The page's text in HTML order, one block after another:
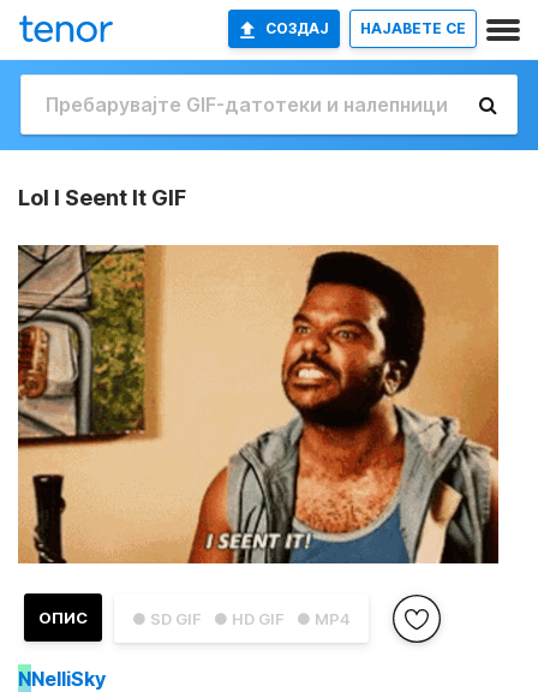
СОЗДАЈ НАЈАВETE СЕ
Lol I Seent It GIF
● SD GIF ● HD GIF ● MP4
ОПИС
NNelliSky